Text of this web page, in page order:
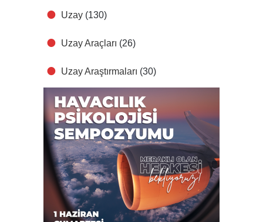
Uzay (130)
Uzay Araçları (26)
Uzay Araştırmaları (30)